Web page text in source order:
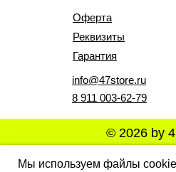
Мы используем файлы
info@47store.ru
© 2026 by
Оферта
Реквизиты
Гарантия
Все права защищены.
копирование материалов Сайта
8 911 003-62-79